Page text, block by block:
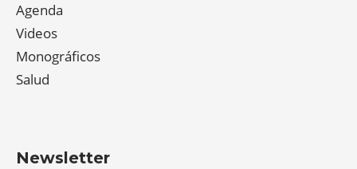
Agenda
Videos
Monográficos
Salud
Newsletter